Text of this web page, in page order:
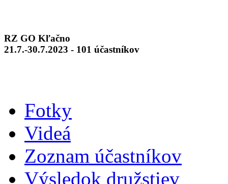
RZ GO Kľačno
21.7.-30.7.2023 - 101 účastníkov
Fotky
Videá
Zoznam účastníkov
Výsledok družstiev